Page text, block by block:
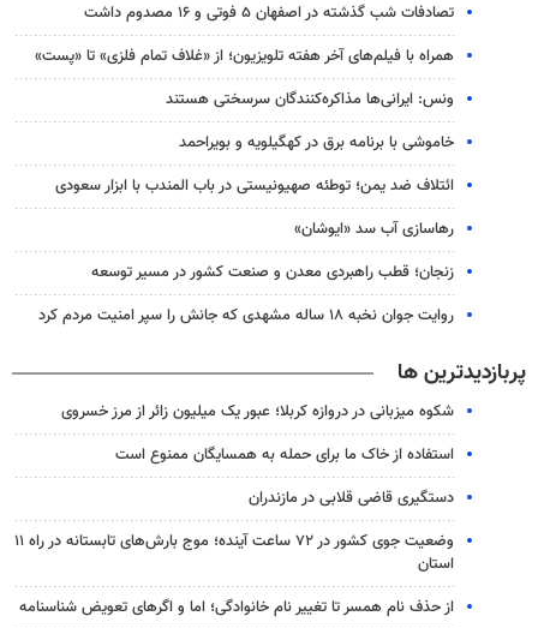
تصادفات شب گذشته در اصفهان ۵ فوتی و ۱۶ مصدوم داشت
همراه با فیلم‌های آخر هفته تلویزیون؛ از «غلاف تمام فلزی» تا «پست»
ونس: ایرانی‌ها مذاکره‌کنندگان سرسختی هستند
خاموشی با برنامه برق در کهگیلویه و بویراحمد
ائتلاف ضد یمن؛ توطئه صهیونیستی در باب المندب با ابزار سعودی
رهاسازی آب سد «ایوشان»
زنجان؛ قطب راهبردی معدن و صنعت کشور در مسیر توسعه
روایت جوان نخبه ۱۸ ساله مشهدی که جانش را سپر امنیت مردم کرد
پربازدیدترین ها
شکوه میزبانی در دروازه کربلا؛ عبور یک میلیون زائر از مرز خسروی
استفاده از خاک ما برای حمله به همسایگان ممنوع است
دستگیری قاضی قلابی در مازندران
وضعیت جوی کشور در ۷۲ ساعت آینده؛ موج بارش‌های تابستانه در راه ۱۱
استان
از حذف نام همسر تا تغییر نام خانوادگی؛ اما و اگرهای تعویض شناسنامه